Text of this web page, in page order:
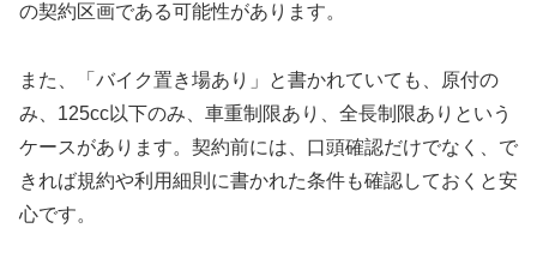
の契約区画である可能性があります。
また、「バイク置き場あり」と書かれていても、原付の
み、125cc以下のみ、車重制限あり、全長制限ありという
ケースがあります。契約前には、口頭確認だけでなく、で
きれば規約や利用細則に書かれた条件も確認しておくと安
心です。